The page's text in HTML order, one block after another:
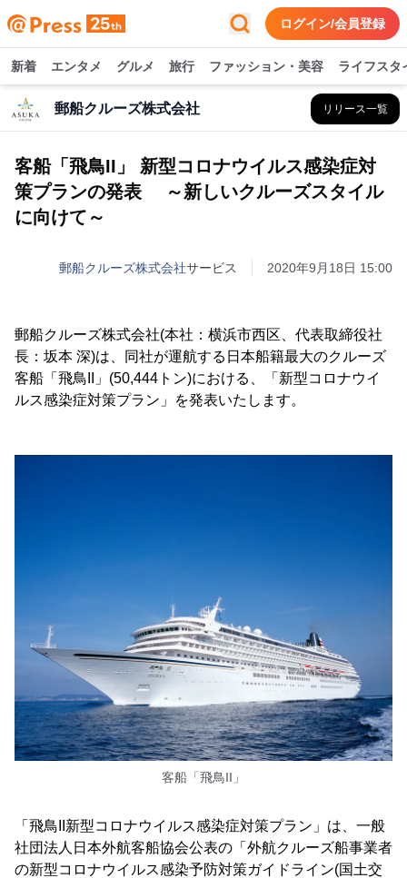
ログイン/会員登録
新着 エンタメ グルメ 旅行 ファッション・美容 ライフスタ
郵船クルーズ株式会社 リリース一覧
客船「飛鳥II」 新型コロナウイルス感染症対
策プランの発表 ～新しいクルーズスタイル
に向けて～
郵船クルーズ株式会社サービス 2020年9月18日 15:00
郵船クルーズ株式会社(本社：横浜市西区、代表取締役社
長：坂本 深)は、同社が運航する日本船籍最大のクルーズ
客船「飛鳥II」(50,444トン)における、「新型コロナウイ
ルス感染症対策プラン」を発表いたします。
客船「飛鳥II」
「飛鳥II新型コロナウイルス感染症対策プラン」は、一般
社団法人日本外航客船協会公表の「外航クルーズ船事業者
の新型コロナウイルス感染予防対策ガイドライン(国土交